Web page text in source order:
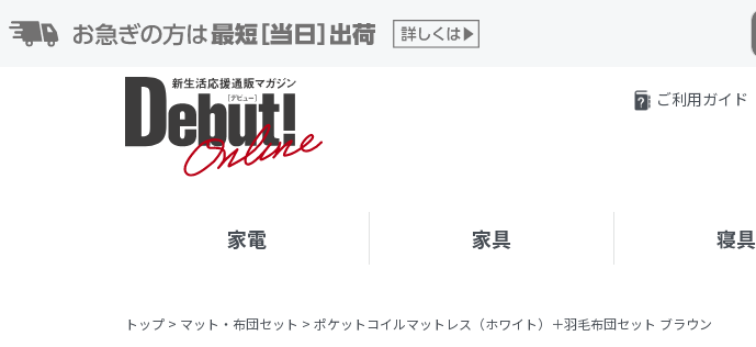
ご利用ガイド
家電 家具 寝具
トップ > マット・布団セット > ポケットコイルマットレス（ホワイト）＋羽毛布団セット ブラウン